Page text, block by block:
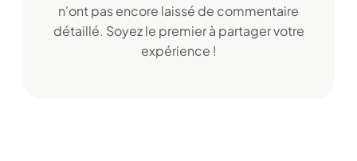
n'ont pas encore laissé de commentaire
détaillé. Soyez le premier à partager votre
expérience !